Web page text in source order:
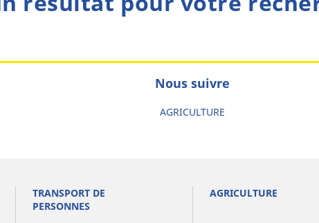
Nous suivre
AGRICULTURE
TRANSPORT DE
PERSONNES
AGRICULTURE